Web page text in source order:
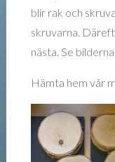
blir rak och
skruvarna.
nästa. Se
Hämta hem vår